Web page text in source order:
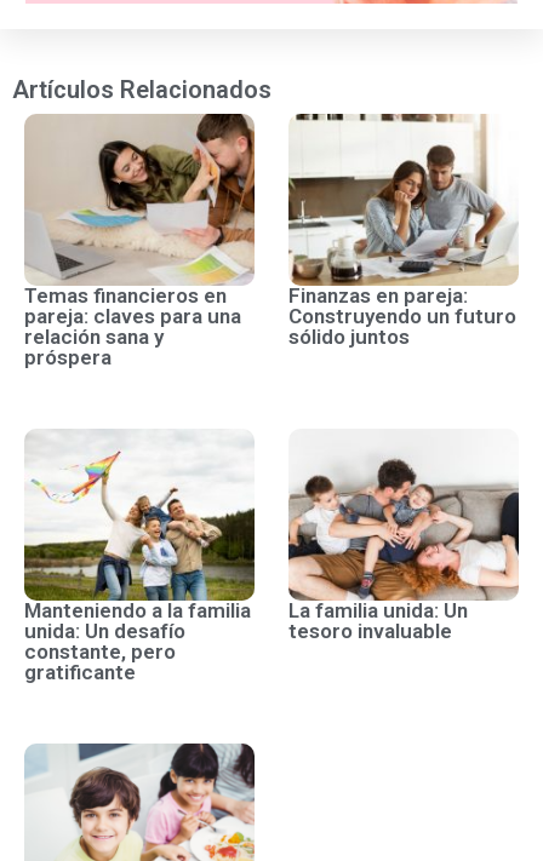
Artículos Relacionados
Temas financieros en
pareja: claves para una
relación sana y
próspera
Finanzas en pareja:
Construyendo un futuro
sólido juntos
Manteniendo a la familia
unida: Un desafío
constante, pero
gratificante
La familia unida: Un
tesoro invaluable